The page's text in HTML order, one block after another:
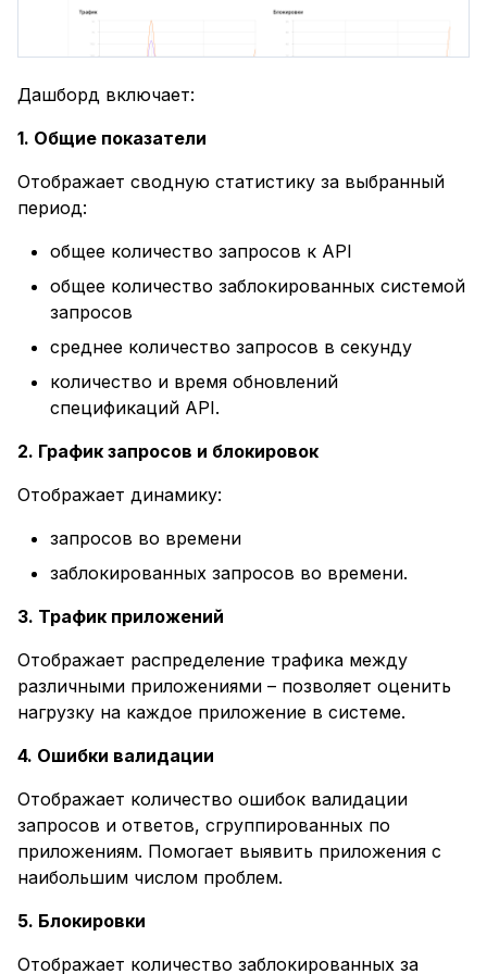
я
п
о
и
с
Вебмониторэкс
Рекомендации по
Пользовательские
Правила
Триггеры
Обновление пакетных
Меганоды
устаревших нод
(версии 3.6 и ниже)
чувствительности
спецификаций
Скачивание
Пример тестирования
Взаимодействие
компонентов
Вебмониторэкс со
сторонними сервисами
Вычислительный кластер
Вебмониторэкс
недоступен
Устранение проблем
Tarantool
Дашборд включает:
1. Общие показатели
Отображает сводную статистику за выбранный
период:
общее количество запросов к API
общее количество заблокированных системой
запросов
среднее количество запросов в секунду
количество и время обновлений
спецификаций API.
2. График запросов и блокировок
Отображает динамику:
запросов во времени
заблокированных запросов во времени.
3. Трафик приложений
Отображает распределение трафика между
различными приложениями – позволяет оценить
нагрузку на каждое приложение в системе.
4. Ошибки валидации
Отображает количество ошибок валидации
запросов и ответов, сгруппированных по
приложениям. Помогает выявить приложения с
наибольшим числом проблем.
5. Блокировки
Отображает количество заблокированных за